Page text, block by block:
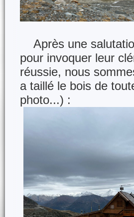
Après une
pour invoquer leur
réussie, nous
a taillé le bois de
photo...) :